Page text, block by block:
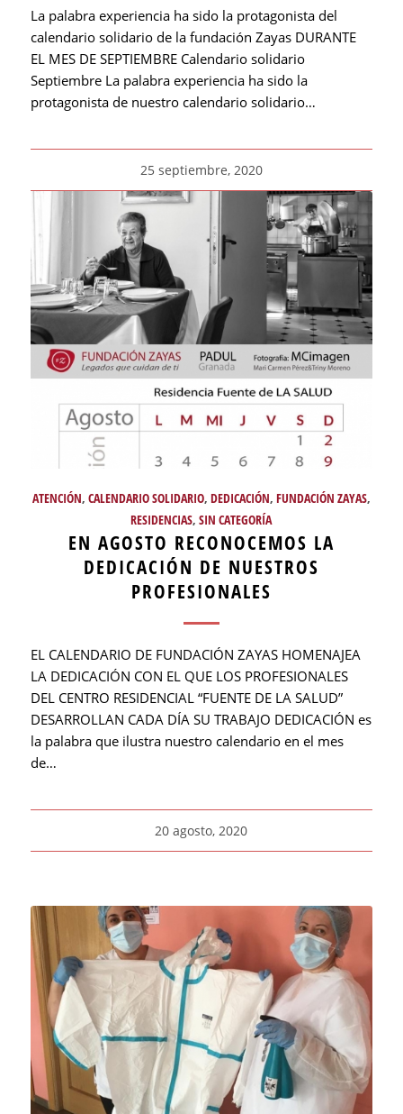
La palabra experiencia ha sido la protagonista del
calendario solidario de la fundación Zayas DURANTE
EL MES DE SEPTIEMBRE Calendario solidario
Septiembre La palabra experiencia ha sido la
protagonista de nuestro calendario solidario…
25 septiembre, 2020
ATENCIÓN, CALENDARIO SOLIDARIO, DEDICACIÓN, FUNDACIÓN ZAYAS,
RESIDENCIAS,SIN CATEGORÍA
EN AGOSTO RECONOCEMOS LA
DEDICACIÓN DE NUESTROS
PROFESIONALES
EL CALENDARIO DE FUNDACIÓN ZAYAS HOMENAJEA
LA DEDICACIÓN CON EL QUE LOS PROFESIONALES
DEL CENTRO RESIDENCIAL “FUENTE DE LA SALUD”
DESARROLLAN CADA DÍA SU TRABAJO DEDICACIÓN es
la palabra que ilustra nuestro calendario en el mes
de…
20 agosto, 2020